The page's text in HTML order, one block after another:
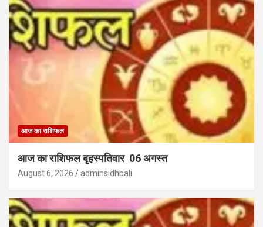
आज का राशिफल
आज का राशिफल बृहस्पतिवार 06 अगस्त
August 6, 2026 adminsidhbali